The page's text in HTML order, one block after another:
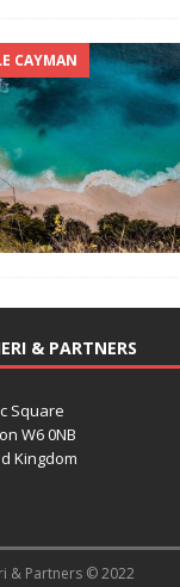
CAYMAN
& PARTNERS
Square
W6 0NB
Kingdom
& Partners © 2022